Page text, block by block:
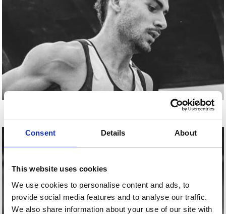
Consent Details About
This website uses cookies
We use cookies to personalise content and ads, to
provide social media features and to analyse our traffic.
We also share information about your use of our site with